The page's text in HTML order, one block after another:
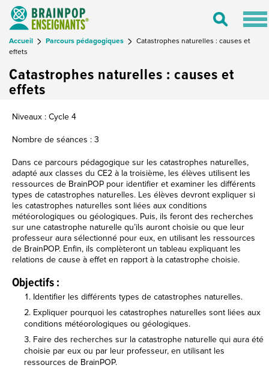
Toggle
Accueil Parcours pédagogiques
Catastrophes naturelles : causes et
effets
Catastrophes naturelles : causes et
effets
Niveaux : Cycle 4
Nombre de séances : 3
Dans ce parcours pédagogique sur les catastrophes naturelles,
adapté aux classes du CE2 à la troisième, les élèves utilisent les
ressources de BrainPOP pour identifier et examiner les différents
types de catastrophes naturelles. Les élèves devront expliquer si
les catastrophes naturelles sont liées aux conditions
météorologiques ou géologiques. Puis, ils feront des recherches
sur une catastrophe naturelle qu’ils auront choisie ou que leur
professeur aura sélectionné pour eux, en utilisant les ressources
de BrainPOP. Enfin, ils complèteront un tableau expliquant les
relations de cause à effet en rapport à la catastrophe choisie.
Objectifs :
Identifier les différents types de catastrophes naturelles.
Expliquer pourquoi les catastrophes naturelles sont liées aux
conditions météorologiques ou géologiques.
Faire des recherches sur la catastrophe naturelle qui aura été
choisie par eux ou par leur professeur, en utilisant les
ressources de BrainPOP.